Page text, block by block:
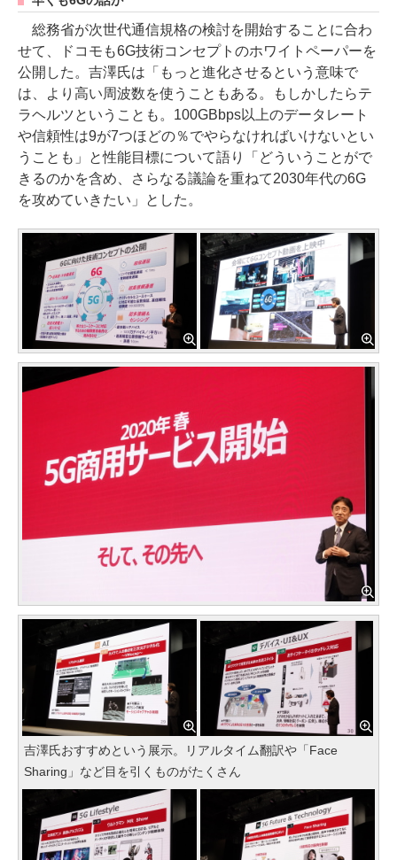
総務省が次世代通信規格の検討を開始することに合わ
せて、ドコモも6G技術コンセプトのホワイトペーパーを
公開した。吉澤氏は「もっと進化させるという意味で
は、より高い周波数を使うこともある。もしかしたらテ
ラヘルツということも。100GBbps以上のデータレート
や信頼性は9が7つほどの％でやらなければいけないとい
うことも」と性能目標について語り「どういうことがで
きるのかを含め、さらなる議論を重ねて2030年代の6G
を攻めていきたい」とした。
吉澤氏おすすめという展示。リアルタイム翻訳や「Face
Sharing」など目を引くものがたくさん